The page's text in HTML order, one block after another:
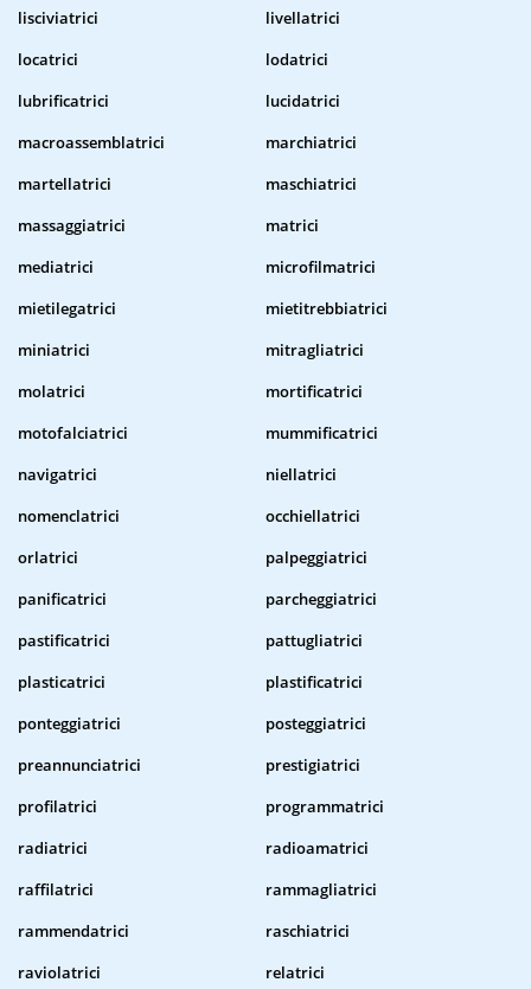
lisciviatrici
livellatrici
locatrici
lodatrici
lubrificatrici
lucidatrici
macroassemblatrici
marchiatrici
martellatrici
maschiatrici
massaggiatrici
matrici
mediatrici
microfilmatrici
mietilegatrici
mietitrebbiatrici
miniatrici
mitragliatrici
molatrici
mortificatrici
motofalciatrici
mummificatrici
navigatrici
niellatrici
nomenclatrici
occhiellatrici
orlatrici
palpeggiatrici
panificatrici
parcheggiatrici
pastificatrici
pattugliatrici
plasticatrici
plastificatrici
ponteggiatrici
posteggiatrici
preannunciatrici
prestigiatrici
profilatrici
programmatrici
radiatrici
radioamatrici
raffilatrici
rammagliatrici
rammendatrici
raschiatrici
raviolatrici
relatrici